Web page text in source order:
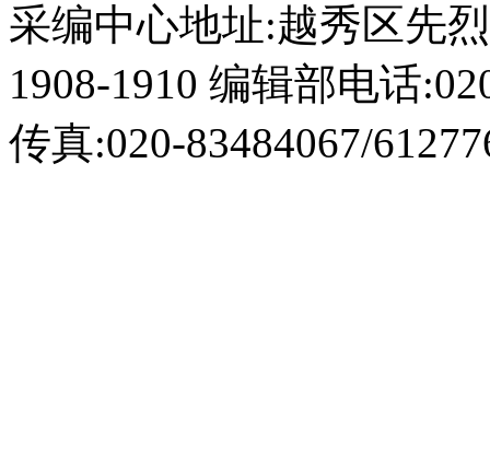
采编中心地址:越秀区先
1908-1910 编辑部电话
传真:020-83484067/